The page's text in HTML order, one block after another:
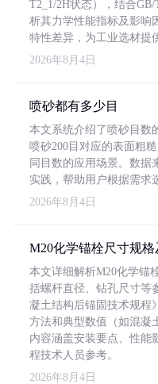
T2_1/2H状态），结合
析其力学性能指标及影响
特性差异，为工业选材提
2026年8月4日
喷砂都有多少目
本文系统介绍了喷砂目数
喷砂200目对应的表面粗
同目数的应用场景。数据
实践，帮助用户根据需求
2026年8月4日
M20化学锚栓尺寸规
本文详细解析M20化学锚
括螺杆直径、钻孔尺寸等
凝土结构后锚固技术规程
方法和典型数值（如混凝
内容涵盖安装要点、性能
程技术人员参考。
2026年8月4日